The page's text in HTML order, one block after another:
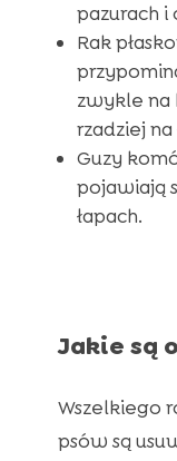
pazurach i
Rak
zwykle na
rzadziej na
Guzy
pojawiają
łapach.
Jakie są
Wszelkiego
psów są